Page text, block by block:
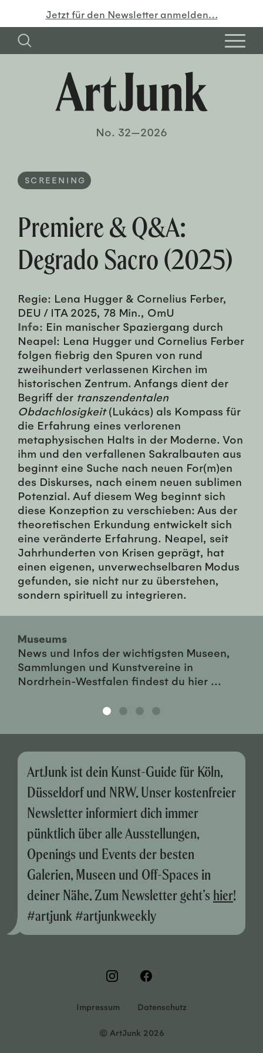
Jetzt für den Newsletter anmelden…
No. 32—2026
SCREENING
Premiere & Q&A:
Degrado Sacro (2025)
Regie: Lena Hugger & Cornelius Ferber,
DEU / ITA 2025, 78 Min., OmU
Info: Ein manischer Spaziergang durch
Neapel: Lena Hugger und Cornelius Ferber
folgen fiebrig den Spuren von rund
zweihundert verlassenen Kirchen im
historischen Zentrum. Anfangs dient der
Begriff der transzendentalen
Obdachlosigkeit(Lukács) als Kompass für
die Erfahrung eines verlorenen
metaphysischen Halts in der Moderne. Von
ihm und den verfallenen Sakralbauten aus
beginnt eine Suche nach neuen For(m)en
des Diskurses, nach einem neuen sublimen
Potenzial. Auf diesem Weg beginnt sich
diese Konzeption zu verschieben: Aus der
theoretischen Erkundung entwickelt sich
eine veränderte Erfahrung. Neapel, seit
Jahrhunderten von Krisen geprägt, hat
einen eigenen, unverwechselbaren Modus
gefunden, sie nicht nur zu überstehen,
sondern spirituell zu integrieren.
Museums
News und Infos der wichtigsten Museen,
Sammlungen und Kunstvereine in
Nordrhein-Westfalen findest du hier ...
ArtJunk ist dein Kunst-Guide für Köln,
Düsseldorf und NRW. Unser kostenfreier
Newsletter informiert dich immer
pünktlich über alle Ausstellungen,
Openings und Events der besten
Galerien, Museen und Off-Spaces in
deiner Nähe. Zum Newsletter geht’s hier!
#artjunk #artjunkweekly
Impressum Datenschutz
© ArtJunk 2026